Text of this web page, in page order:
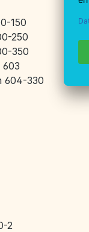
150
250
350
603
604-330
2